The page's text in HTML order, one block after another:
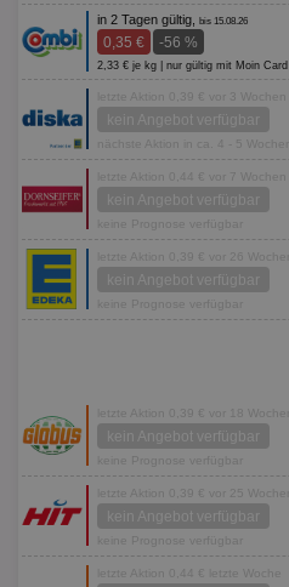
in 2 Tagen gültig, bis 15.08.26
0,35 € -56 %
2,33 € je kg | nur gültig mit Moin Card
letzte Aktion 0,39 € vor 3 Wochen
kein Angebot verfügbar
nächste Aktion in ca. 4 - 5 Wochen
letzte Aktion 0,44 € vor 7 Wochen
kein Angebot verfügbar
keine Prognose verfügbar
letzte Aktion 0,39 € vor 26 Wochen
kein Angebot verfügbar
keine Prognose verfügbar
letzte Aktion 0,39 € vor 18 Wochen
kein Angebot verfügbar
keine Prognose verfügbar
letzte Aktion 0,39 € vor 25 Wochen
kein Angebot verfügbar
keine Prognose verfügbar
letzte Aktion 0,44 € letzte Woche